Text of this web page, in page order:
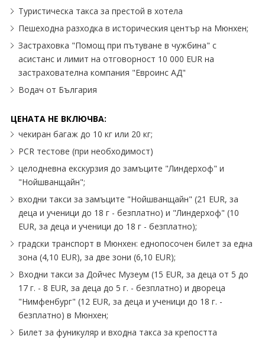
Туристическа такса за престой в хотела
Пешеходна разходка в историческия център на Мюнхен;
Застраховка "Помощ при пътуване в чужбина" с
асистанс и лимит на отговорност 10 000 EUR на
застрахователна компания "Евроинс АД"
Водач от България
ЦЕНАТА НЕ ВКЛЮЧВА:
чекиран багаж до 10 кг или 20 кг;
PCR тестове (при необходимост)
целодневна екскурзия до замъците "Линдерхоф" и
"Нойшванщайн";
входни такси за замъците "Нойшванщайн" (21 EUR, за
деца и ученици до 18 г - безплатно) и "Линдерхоф" (10
EUR, за деца и ученици до 18 г - безплатно);
градски транспорт в Мюнхен: еднопосочен билет за една
зона (4,10 EUR), за две зони (6,10 EUR);
Входни такси за Дойчес Музеум (15 EUR, за деца от 5 до
17 г. - 8 EUR, за деца до 5 г. - безплатно) и двореца
"Нимфенбург" (12 EUR, за деца и ученици до 18 г. -
безплатно) в Мюнхен;
Билет за фуникуляр и входна такса за крепостта